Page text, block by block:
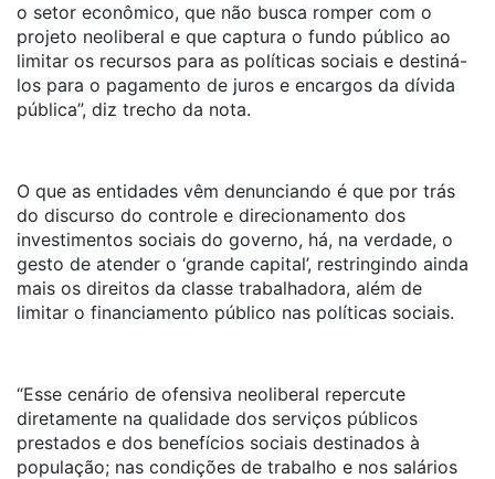
o setor econômico, que não busca romper com o
projeto neoliberal e que captura o fundo público ao
limitar os recursos para as políticas sociais e destiná-
los para o pagamento de juros e encargos da dívida
pública”, diz trecho da nota.
O que as entidades vêm denunciando é que por trás
do discurso do controle e direcionamento dos
investimentos sociais do governo, há, na verdade, o
gesto de atender o ‘grande capital’, restringindo ainda
mais os direitos da classe trabalhadora, além de
limitar o financiamento público nas políticas sociais.
“Esse cenário de ofensiva neoliberal repercute
diretamente na qualidade dos serviços públicos
prestados e dos benefícios sociais destinados à
população; nas condições de trabalho e nos salários